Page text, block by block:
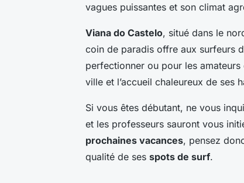
vagues puissantes et son climat
Viana do Castelo, situé dans le
coin de paradis offre aux surfeurs
perfectionner ou pour les
ville et l’accueil chaleureux de ses
Si vous êtes débutant, ne vous
et les professeurs sauront vous
prochaines vacances, pensez
qualité de ses spots de surf.